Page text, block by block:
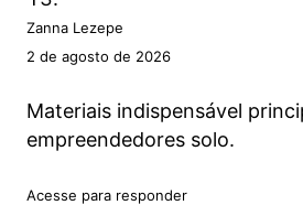
Zanna Lezepe
2 de agosto de 2026
Materiais indispensável
empreendedores solo.
Acesse para responder